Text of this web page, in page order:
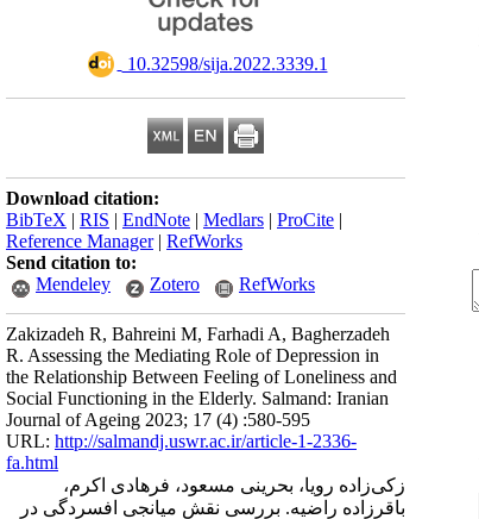
‎ 10.32598/sija.2022.3339.1
Download citation:
BibTeX | RIS | EndNote | Medlars | ProCite |
Reference Manager| RefWorks
Send citation to:
Mendeley
Zotero RefWorks
Zakizadeh R, Bahreini M, Farhadi A, Bagherzadeh
R. Assessing the Mediating Role of Depression in
the Relationship Between Feeling of Loneliness and
Social Functioning in the Elderly. Salmand: Iranian
Journal of Ageing 2023; 17 (4) :580-595
URL: http://salmandj.uswr.ac.ir/article-1-2336-
fa.html
زکی‌زاده رویا، بحرینی مسعود، فرهادی اکرم،
باقرزاده راضیه. بررسی نقش میانجی افسردگی در